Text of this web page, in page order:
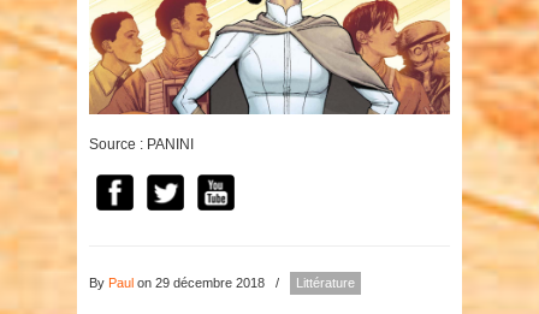
Source : PANINI
By Paul on 29 décembre 2018 / Littérature